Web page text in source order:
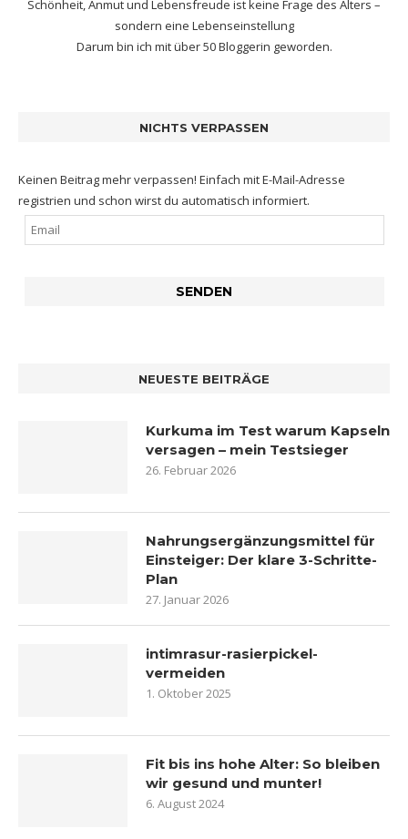
Schönheit, Anmut und Lebensfreude ist keine Frage des Alters –
sondern eine Lebenseinstellung
Darum bin ich mitüber 50 Bloggerin geworden.
NICHTS VERPASSEN
Keinen Beitrag mehr verpassen! Einfach mit E-Mail-Adresse
registrien und schon wirst du automatisch informiert.
NEUESTE BEITRÄGE
Kurkuma im Test warum Kapseln
versagen – mein Testsieger
26. Februar 2026
Nahrungsergänzungsmittel für
Einsteiger: Der klare 3-Schritte-
Plan
27. Januar 2026
intimrasur-rasierpickel-
vermeiden
1. Oktober 2025
Fit bis ins hohe Alter: So bleiben
wir gesund und munter!
6. August 2024